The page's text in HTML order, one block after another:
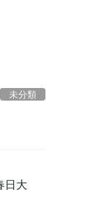
未分類
日大